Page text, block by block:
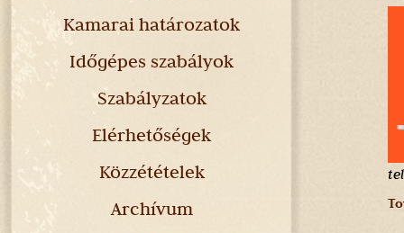
Kamarai határozatok
Időgépes szabályok
Szabályzatok
Elérhetőségek
Közzétételek
Archívum